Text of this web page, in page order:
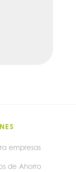
empresas
de Ahorro